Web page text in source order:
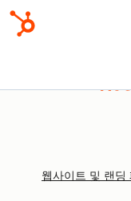
웹사이트 및 랜딩